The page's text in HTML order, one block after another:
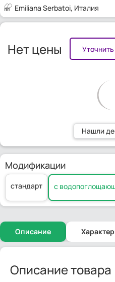
Emiliana Serbatoi, Италия
Нет цены
Нашли
Модификации
стандарт с
Описание
Описание товара